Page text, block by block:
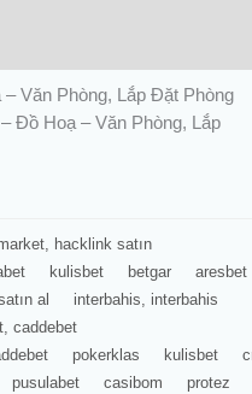
Văn Phòng, Lắp Đặt Phòng
Đồ Hoạ – Văn Phòng, Lắp
hacklink satın
kulisbet betgar
aresbet
al
interbahis, interbahis
caddebet
pokerklas kulisbet
pusulabet casibom
protez